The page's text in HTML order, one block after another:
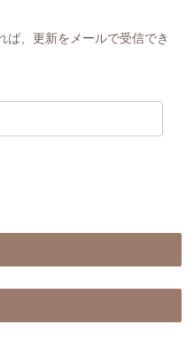
ば、更新をメールで受信でき